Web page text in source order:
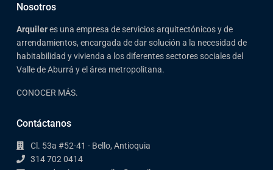
Nosotros
Arqui leres una empresa de servicios arquitectónicos y de
arrendamientos, encargada de dar solución a la necesidad de
habitabilidad y vivienda a los diferentes sectores sociales del
Valle de Aburrá y el área metropolitana.
CONOCER MÁS.
Contáctanos
Cl. 53a #52-41 - Bello, Antioquia
314 702 0414